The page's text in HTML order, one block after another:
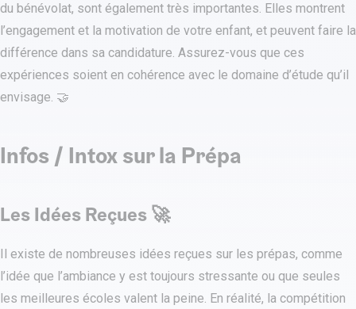
du bénévolat, sont également très importantes. Elles montrent
l’engagement et la motivation de votre enfant, et peuvent faire la
différence dans sa candidature. Assurez-vous que ces
expériences soient en cohérence avec le domaine d’étude qu’il
envisage. 🤝
Infos / Intox sur la Prépa
Les Idées Reçues 🚀
Il existe de nombreuses idées reçues sur les prépas, comme
l’idée que l’ambiance y est toujours stressante ou que seules
les meilleures écoles valent la peine. En réalité, la compétition